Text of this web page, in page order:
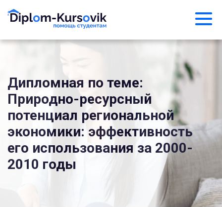
Дипломная по теме:
Природно-ресурсный
потенциал региональной
экономики: эффективность
его использования за 2000-
2010 годы